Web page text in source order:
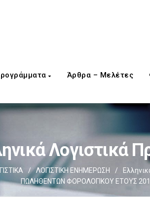
Άρθρα – Μελέτες
Λογιστικά
/ ΛΟΓΙΣΤΙΚΗ ΕΝΗΜΕΡΩΣΗ /
ΠΩΛΗΘΕΝΤΩΝ ΦΟΡΟΛΟΓΙΚΟΥ ΕΤΟΥΣ